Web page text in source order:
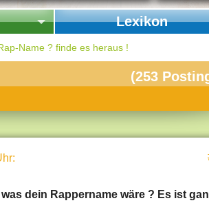
Lexikon
Startseite Lexikon
Name ? finde es heraus !
(253
:
dein Rappername wäre ? Es ist